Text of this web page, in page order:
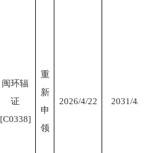
闽环辐
证
[C0338]
重
新
申
领
2026/4/22 2031/4/